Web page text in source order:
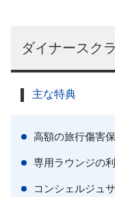
ダイナースク
主な特典
高額の旅行傷害
専用ラウンジの
コンシェルジュ